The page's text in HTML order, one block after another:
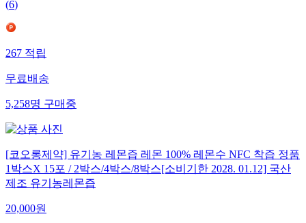
(6)
267 적립
무료배송
5,258명 구매중
[코오롱제약] 유기농 레몬즙 레몬 100% 레몬수 NFC 착즙 정품
1박스X 15포 / 2박스/4박스/8박스[소비기한 2028. 01.12] 국산
제조 유기농레몬즙
20,000원